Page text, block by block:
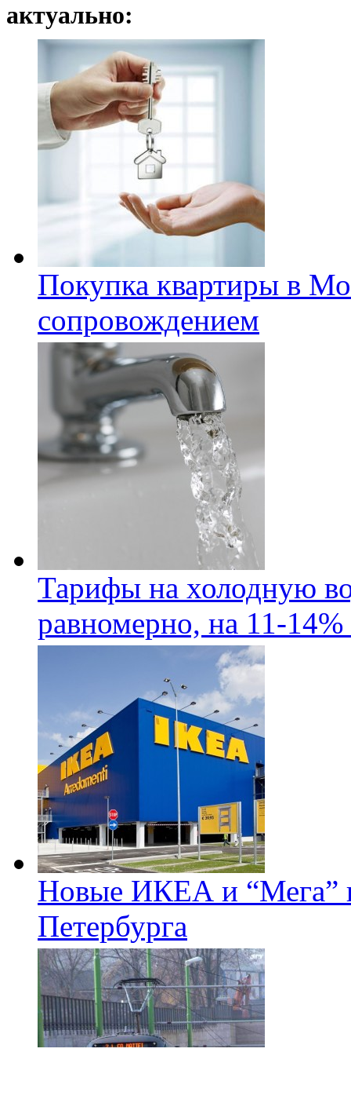
актуально:
Покупка квартиры в
сопровождением
Тарифы на холодную
равномерно, на 11-14%
Новые ИКЕА и “Мега”
Петербурга